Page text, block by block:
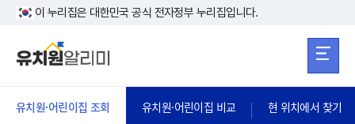
본문 바로가기
이 누리집은 대한민국 공식 전자정부 누리집입니다.
유치원·어린이집 조회 유치원·어린이집 비교 현 위치에서 찾기